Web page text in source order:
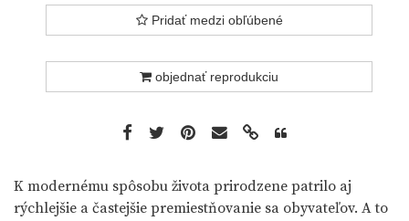
Pridať medzi obľúbené
objednať reprodukciu
K modernému spôsobu života prirodzene patrilo aj
rýchlejšie a častejšie premiestňovanie sa obyvateľov. A to